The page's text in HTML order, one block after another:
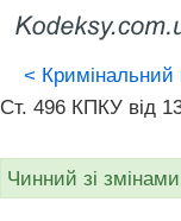
< Кримінальний
Ст. 496 КПКУ від
Чинний зі